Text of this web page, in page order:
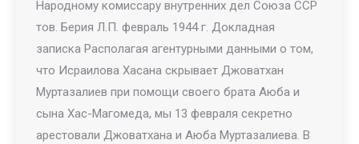
Народному комиссару внутренних дел Союза ССР
тов. Берия Л.П. февраль 1944 г. Докладная
записка Располагая агентурными данными о том,
что Исраилова Хасана скрывает Джоватхан
Муртазалиев при помощи своего брата Аюба и
сына Хас-Магомеда, мы 13 февраля секретно
арестовали Джоватхана и Аюба Муртазалиева. В